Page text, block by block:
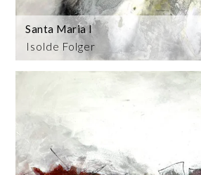
Isolde Folger
Santa Maria I